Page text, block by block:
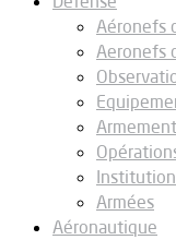
Aéronefs
Aeronefs
Armées
Aéronautique